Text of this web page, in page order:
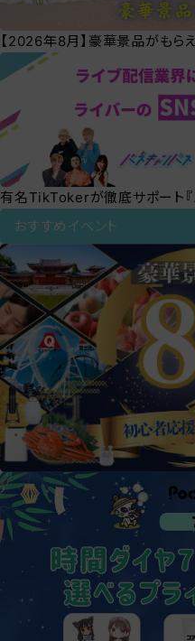
【2026年8月】豪華景品がもら
有名TikTokerが徹底サポート『
おすすめイベント